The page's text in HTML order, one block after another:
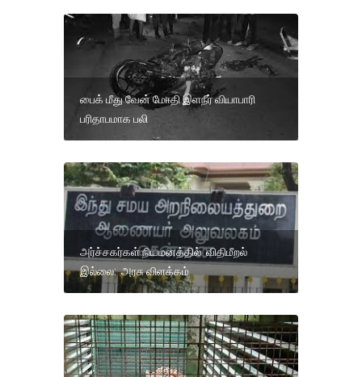
பைக் மீது வேன் மோதி இளநீர் வியாபாரி
பரிதாபமாக பலி
அர்ச்சகர்கள் நியமனத்தில் விதிமீறல்
இல்லை: அரசு விளக்கம்